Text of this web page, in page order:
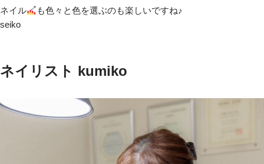
ネイル
も色々と色を選ぶのも楽しいですね♪
seiko
ネイリスト kumiko